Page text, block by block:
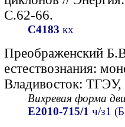
С.62-66.
С4183 кх
Преображенский
естествознания:
Владивосток:
Вихревая форма
Е2010-715/1 ч/з1